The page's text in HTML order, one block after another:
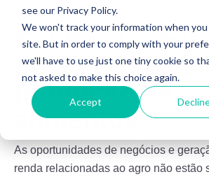
see our Privacy Policy.
We won't track your information when
site. But in order to comply with your
we'll have to use just one tiny cookie so
not asked to make this choice again.
Accept
Conheça o
do agro para
produção de
alimentos
As oportunidades de negócios e
renda relacionadas ao agro não estão